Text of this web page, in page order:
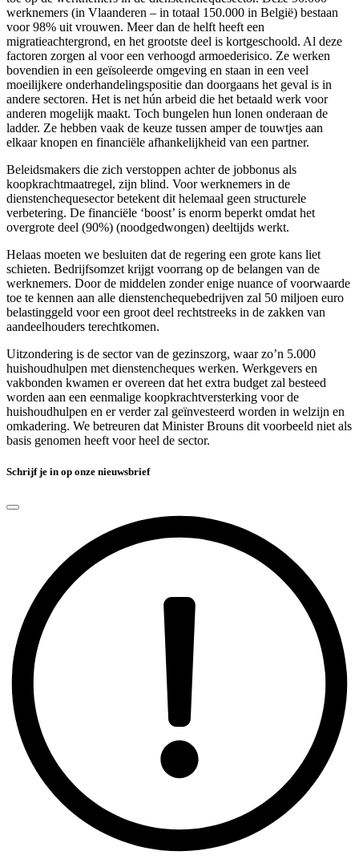
werknemers (in Vlaanderen – in totaal 150.000 in België) bestaan
voor 98% uit vrouwen. Meer dan de helft heeft een
migratieachtergrond, en het grootste deel is kortgeschoold. Al deze
factoren zorgen al voor een verhoogd armoederisico. Ze werken
bovendien in een geïsoleerde omgeving en staan in een veel
moeilijkere onderhandelingspositie dan doorgaans het geval is in
andere sectoren. Het is net hún arbeid die het betaald werk voor
anderen mogelijk maakt. Toch bungelen hun lonen onderaan de
ladder. Ze hebben vaak de keuze tussen amper de touwtjes aan
elkaar knopen en financiële afhankelijkheid van een partner.
Beleidsmakers die zich verstoppen achter de jobbonus als
koopkrachtmaatregel, zijn blind. Voor werknemers in de
dienstenchequesector betekent dit helemaal geen structurele
verbetering. De financiële ‘boost’ is enorm beperkt omdat het
overgrote deel (90%) (noodgedwongen) deeltijds werkt.
Helaas moeten we besluiten dat de regering een grote kans liet
schieten. Bedrijfsomzet krijgt voorrang op de belangen van de
werknemers. Door de middelen zonder enige nuance of voorwaarde
toe te kennen aan alle dienstenchequebedrijven zal 50 miljoen euro
belastinggeld voor een groot deel rechtstreeks in de zakken van
aandeelhouders terechtkomen.
Uitzondering is de sector van de gezinszorg, waar zo’n 5.000
huishoudhulpen met dienstencheques werken. Werkgevers en
vakbonden kwamen er overeen dat het extra budget zal besteed
worden aan een eenmalige koopkrachtversterking voor de
huishoudhulpen en er verder zal geïnvesteerd worden in welzijn en
omkadering. We betreuren dat Minister Brouns dit voorbeeld niet als
basis genomen heeft voor heel de sector.
Schrijf je in op onze nieuwsbrief